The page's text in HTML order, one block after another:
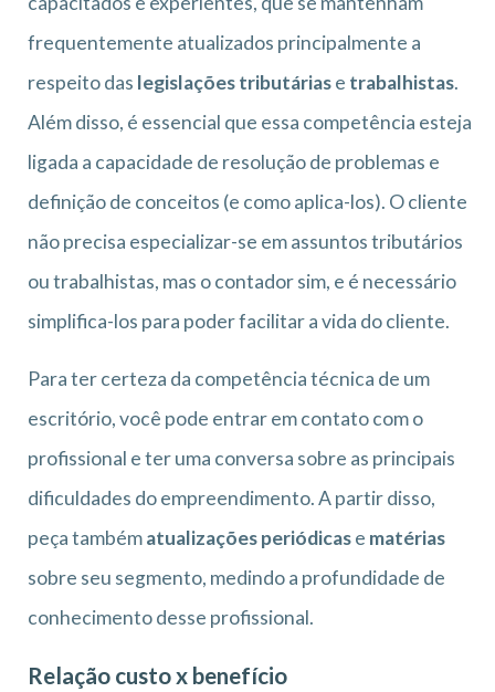
frequentemente atualizados principalmente a
respeito das legislações tributáriase trabalhistas.
Além disso, é essencial que essa competência esteja
ligada a capacidade de resolução de problemas e
definição de conceitos (e como aplica-los). O cliente
não precisa especializar-se em assuntos tributários
ou trabalhistas, mas o contador sim, e é necessário
simplifica-los para poder facilitar a vida do cliente.
Para ter certeza da competência técnica de um
escritório, você pode entrar em contato com o
profissional e ter uma conversa sobre as principais
dificuldades do empreendimento. A partir disso,
peça tambématualizações periódicase matérias
sobre seu segmento, medindo a profundidade de
conhecimento desse profissional.
Relação custo x benefício